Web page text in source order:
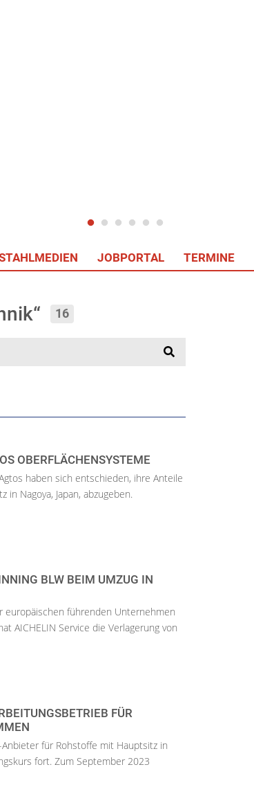
JOBPORTAL TERMINE
16
OBERFLÄCHENSYSTEME
haben sich entschieden, ihre Anteile
in Nagoya, Japan, abzugeben.
BLW BEIM UMZUG IN
europäischen führenden Unternehmen
AICHELIN Service die Verlagerung von
FÜR C
für Rohstoffe mit Hauptsitz in
fort. Zum September 2023